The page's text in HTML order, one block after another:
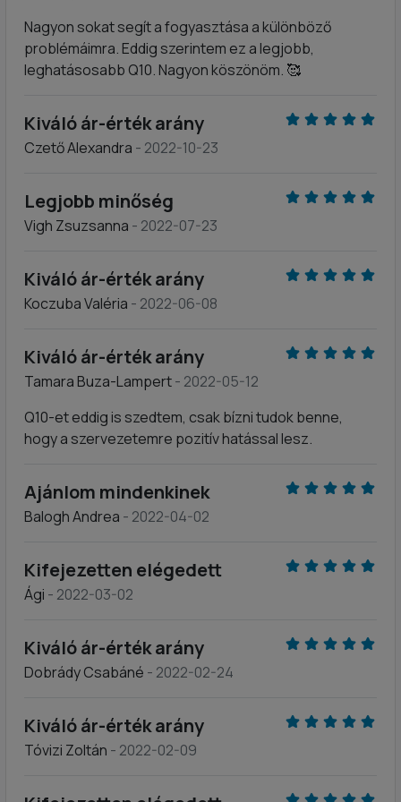
Nagyon sokat segít a fogyasztása a különböző
problémáimra. Eddig szerintem ez a legjobb,
leghatásosabb Q10. Nagyon köszönöm. 🥰
Kiváló ár-érték arány
Czető Alexandra - 2022-10-23
Legjobb minőség
Vigh Zsuzsanna - 2022-07-23
Kiváló ár-érték arány
Koczuba Valéria - 2022-06-08
Kiváló ár-érték arány
Tamara Buza-Lampert- 2022-05-12
Q10-et eddig is szedtem, csak bízni tudok benne,
hogy a szervezetemre pozitív hatással lesz.
Ajánlom mindenkinek
Balogh Andrea - 2022-04-02
Kifejezetten elégedett
Ági - 2022-03-02
Kiváló ár-érték arány
Dobrády Csabáné - 2022-02-24
Kiváló ár-érték arány
Tóvizi Zoltán - 2022-02-09